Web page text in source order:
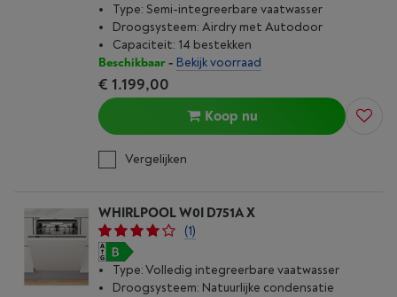
Type: Semi-integreerbare vaatwasser
Droogsysteem: Airdry met Autodoor
Capaciteit: 14 bestekken
Beschikbaar- Bekijk voorraad
€ 1.199,00
Koop nu
Vergelijken
WHIRLPOOL W0I D751A X
(1)
Type: Volledig integreerbare vaatwasser
Droogsysteem: Natuurlijke condensatie